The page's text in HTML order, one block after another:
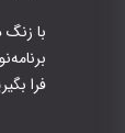
با
فرا